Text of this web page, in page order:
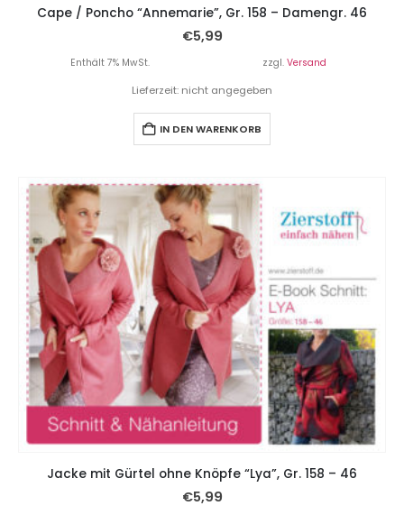
Cape / Poncho “Annemarie”, Gr. 158 – Damengr. 46
€5,99
Enthält 7% MwSt. zzgl. Versand
Lieferzeit: nicht angegeben
IN DEN WARENKORB
Jacke mit Gürtel ohne Knöpfe “Lya”, Gr. 158 – 46
€5,99